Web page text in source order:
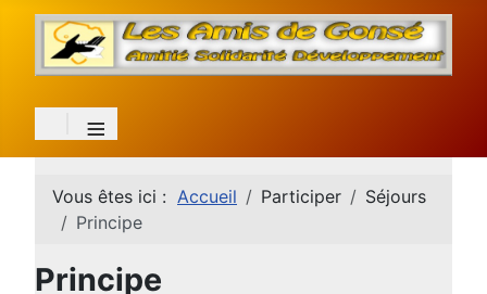
≡
Vous êtes ici : Accueil Participer
Séjours
Principe
Principe